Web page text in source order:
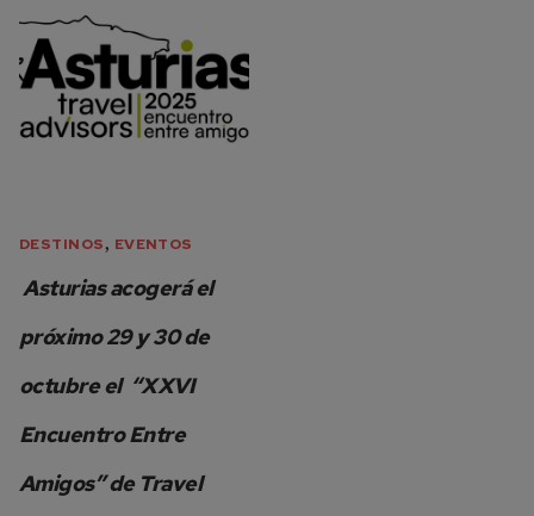
DESTINOS, EVENTOS
Asturias acogerá el
próximo 29 y 30 de
octubre el “XXVI
Encuentro Entre
Amigos” de Travel